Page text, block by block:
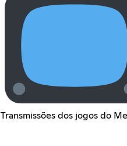
Transmissões dos jogos do